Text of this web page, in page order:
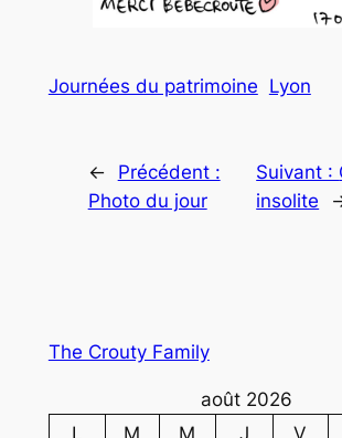
Journées du patrimoine Lyon
←
Précédent :
Photo du jour
Suivant :
insolite
The Crouty Family
août 2026
L
M M J V